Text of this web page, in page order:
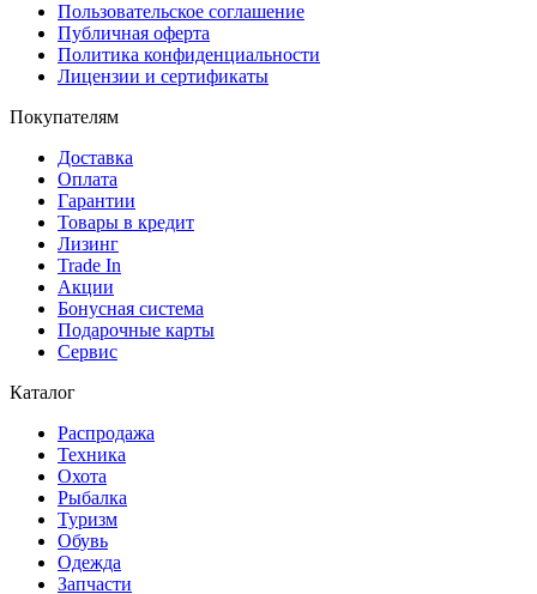
Пользовательское соглашение
Публичная оферта
Политика конфиденциальности
Лицензии и сертификаты
Покупателям
Доставка
Оплата
Гарантии
Товары в кредит
Лизинг
Trade In
Акции
Бонусная система
Подарочные карты
Сервис
Каталог
Распродажа
Техника
Охота
Рыбалка
Туризм
Обувь
Одежда
Запчасти